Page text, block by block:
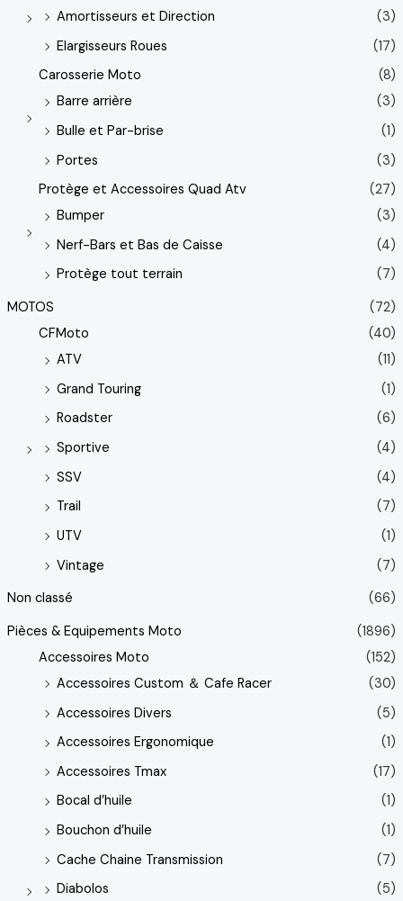
Amortisseurs et Direction
(3)
Elargisseurs Roues
(17)
Carosserie Moto
(8)
Barre arrière
(3)
Bulle et Par-brise
(1)
Portes
(3)
Protège et Accessoires Quad Atv
(27)
Bumper
(3)
Nerf-Bars et Bas de Caisse
(4)
Protège tout terrain
(7)
MOTOS
(72)
CFMoto
(40)
ATV
(11)
Grand Touring
(1)
Roadster
(6)
Sportive
(4)
SSV
(4)
Trail
(7)
UTV
(1)
Vintage
(7)
Non classé
(66)
Pièces & Equipements Moto
(1896)
Accessoires Moto
(152)
Accessoires Custom ＆ Cafe Racer
(30)
Accessoires Divers
(5)
Accessoires Ergonomique
(1)
Accessoires Tmax
(17)
Bocal d’huile
(1)
Bouchon d’huile
(1)
Cache Chaine Transmission
(7)
Diabolos
(5)